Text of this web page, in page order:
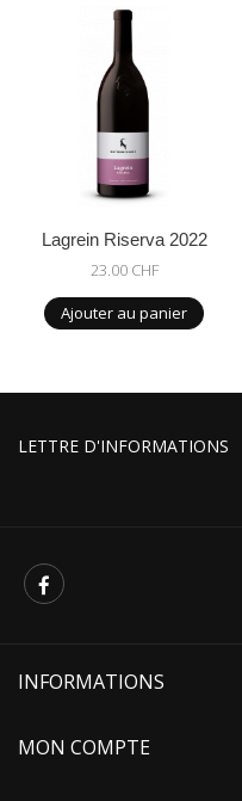
Lagrein Riserva 2022
23.00 CHF
Ajouter au panier
LETTRE D'INFORMATIONS
INFORMATIONS
MON COMPTE